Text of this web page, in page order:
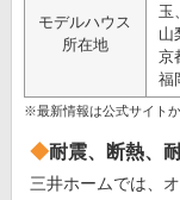
モデルハウス
所在地
玉
山
京
福
※最新情報は公式サイトか
耐震、断熱、
三井ホームでは、